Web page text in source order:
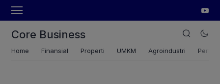
Core Business
Home Finansial Properti UMKM Agroindustri